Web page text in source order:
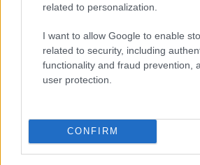
related to personalization.
I want to allow Google to enable
related to security, including
functionality and fraud prevention,
user protection.
CONFIRM
Σχετικά
Talk to Tania
«Ανταγωνιστές»: